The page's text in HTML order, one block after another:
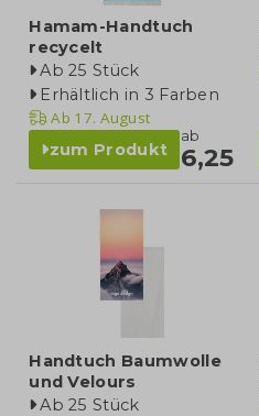
Hamam-Handtuch
recycelt
Ab 25 Stück
Erhältlich in 3 Farben
Ab 17. August
zum Produkt
ab
6,25
Handtuch Baumwolle
und Velours
Ab 25 Stück